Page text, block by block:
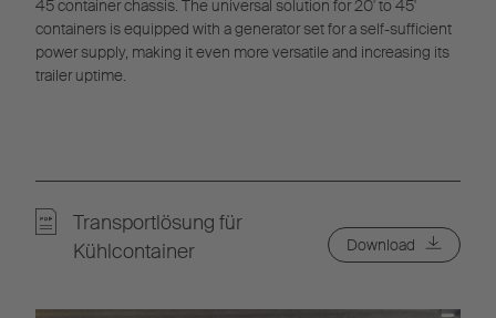
45 container chassis. The universal solution for 20' to 45'
containers is equipped with a generator set for a self-sufficient
power supply, making it even more versatile and increasing its
trailer uptime.
Transportlösung für
Kühlcontainer
Download